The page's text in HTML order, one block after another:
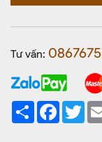
Tư vấn:
Share Facebook